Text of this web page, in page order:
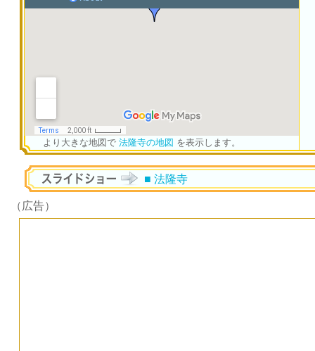
より大きな地図で 法隆寺の地図 を表示します。
■ 法隆寺
（広告）